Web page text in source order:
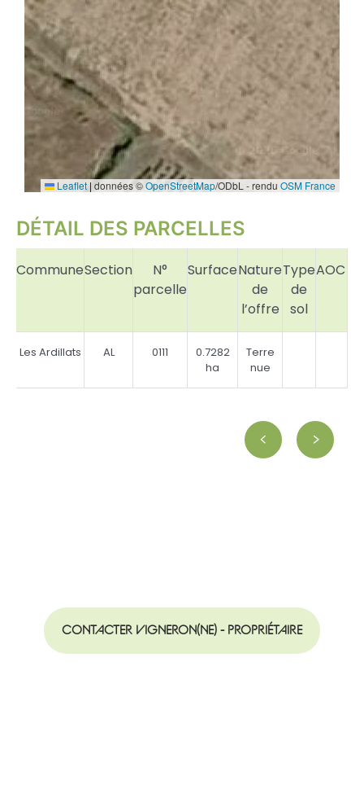
Leaflet | données ©OpenStreetMap/ODbL - rendu OSM France
DÉTAIL DES PARCELLES
CommuneSection
N°
parcelle
SurfaceNature
de
l’offre
Type
de
sol
AOC
Les Ardillats AL 0111
0.7282
ha
Terre
nue
CONTACTER VIGNERON(NE) - PROPRIÉTAIRE